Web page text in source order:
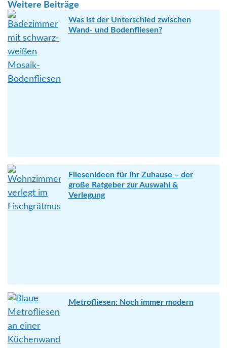
Weitere Beiträge
Was ist der Unterschied zwischen
Wand- und Bodenfliesen?
Fliesenideen für Ihr Zuhause – der
große Ratgeber zur Auswahl &
Verlegung
Metrofliesen: Noch immer modern